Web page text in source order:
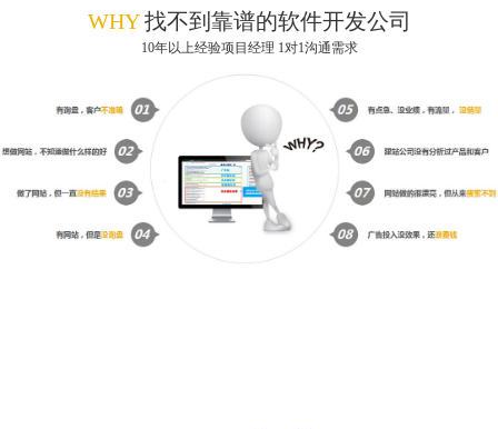
WHY找不到靠谱的软件开发公司
10年以上经验项目经理 1对1沟通需求